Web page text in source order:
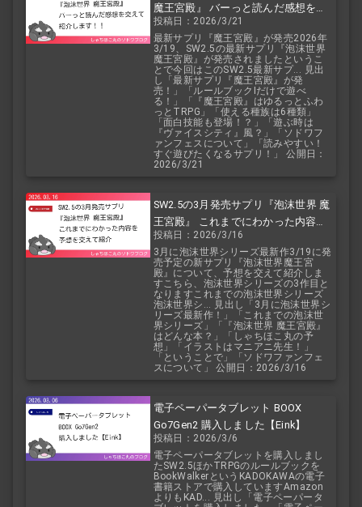
魔王宮殿』 バーっと読んだ感想を交
えて紹介します！！
投稿日：2026/3/21
最新サプリ『魔王宮殿』が発売2026年
3/19、SW2.5の最新サプリ『泡沫世界
魔王宮殿』が発売されましたというこ
とで今回はこのSW2.5最新サプ... 見出
し「最新サプリ『魔王宮殿』が発
売！」「ルールブックIだけで遊べ
る！」「『魔王宮殿』はゆるっとふわ
っとTRPG」「使える種族は6種類」
「面白技能も登場！？」「遊ぶ時は
『ヴァイスシティ』風？」「ソドワフ
ァンフェスについて」「読みやすい！
すぐ遊びたくなるサプリ！」 公開日：
2026/3/21
SW2.5の3月発売サプリ『泡沫世界 魔
王宮殿』 これまでにわかった内容を
予想を交えて紹介
投稿日：2026/3/16
3月に泡沫世界シリーズ最新作3/19に発
売予定の新サプリ『泡沫世界魔王宮
殿』について、予想を交えて紹介しま
すこちら、泡沫世界シリーズの3作目と
なりますこれまでの泡沫世界シリーズ
泡沫世界シ... 見出し「3月に泡沫世界シ
リーズ最新作！」「これまでの泡沫世
界シリーズ」「『泡沫世界 魔王宮殿』
はどんな本？」「しゃちほこ丸の予
想」「イラストはマニアニ先生！」
「ということで」「ソドワファンフェ
スについて」 公開日：2026/3/16
電子ペーパータブレット BOOX
Go7Gen2 購入しました【Eink】
投稿日：2026/3/6
電子ペーパータブレットを購入しまし
たSW2.5ほかTRPGのルールブックを
BookWalkerというKADOKAWAの電子
書籍ストアで購入していますAmazon
よりもKAD... 見出し「電子ペーパータ